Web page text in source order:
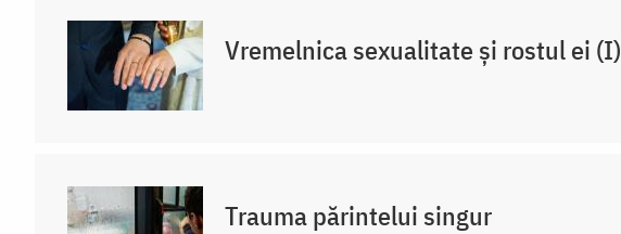
Vremelnica sexualitate și rostul ei (I)
Trauma părintelui singur